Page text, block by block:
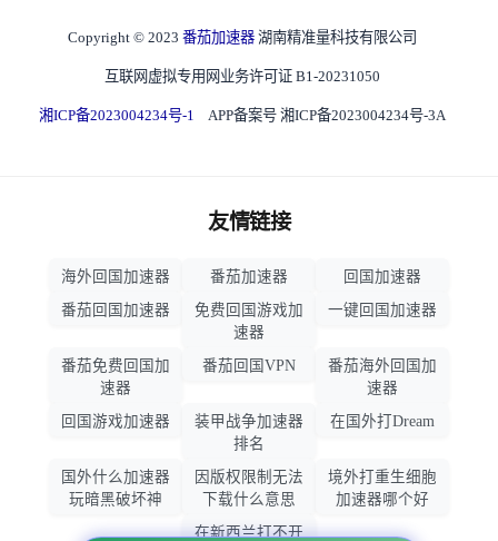
Copyright © 2023 番茄加速器 湖南精准量科技有限公司
互联网虚拟专用网业务许可证 B1-20231050
湘ICP备2023004234号-1 APP备案号 湘ICP备2023004234号-3A
友情链接
海外回国加速器 番茄加速器
回国加速器
番茄回国加速器
免费回国游戏加
速器
一键回国加速器
番茄免费回国加
速器
番茄回国VPN
番茄海外回国加
速器
回国游戏加速器
装甲战争加速器
排名
在国外打Dream
国外什么加速器
玩暗黑破坏神
因版权限制无法
下载什么意思
境外打重生细胞
加速器哪个好
在新西兰打不开